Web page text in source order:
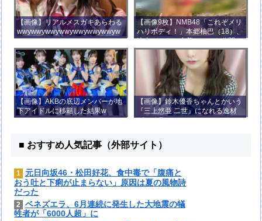
【画像】リアルメスガキあらわる
wwywwywwywwywwywwywwyw
wywwy
【画像9枚】NMB48「これぞメリ
ハリボディ！」本郷柚巴（18）、
迫力バストの水着ショット公開！
【画像】AKBの底辺メンバーが地
下アイドルに移籍した結果w
【画像】鈴木優香ちゃんとかいう
『三上悠亜 二世』になれる逸材
がコチラ
■ おすすめ人気記事（外部サイト）
1
元日向坂46・松田好花、食中毒で「腹痛と
おう吐と下痢が止まらない」原因は夏の風物詩
だった
2 ベネズエラ、6月連続に発生した大地震の犠
牲者が「6000人超」に